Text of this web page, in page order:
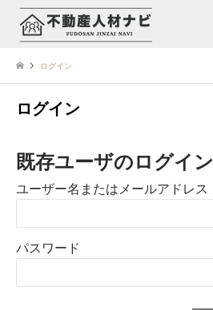
ログイン
ログイン
既存ユーザのログイン
ユーザー名またはメールアドレス
パスワード